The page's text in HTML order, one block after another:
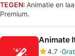
TEGEN: Animatie en
Premium.
Animate
4.7